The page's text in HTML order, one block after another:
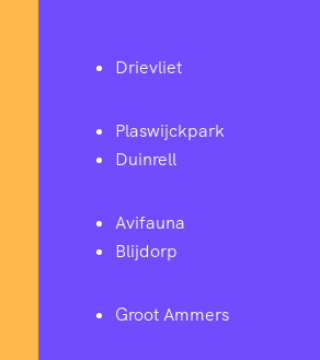
Drievliet
Plaswijckpark
Duinrell
Avifauna
Blijdorp
Groot Ammers